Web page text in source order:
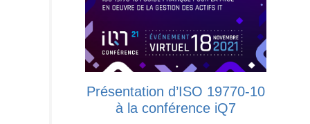
Présentation d’ISO 19770-10
à la conférence iQ7